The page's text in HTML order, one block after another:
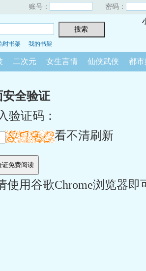
账号： 密码：
时书架 我的书架
二次元 女生言情 仙侠武侠 都市
安全验证
验证码：
看不清刷新
用谷歌Chrome浏览器即